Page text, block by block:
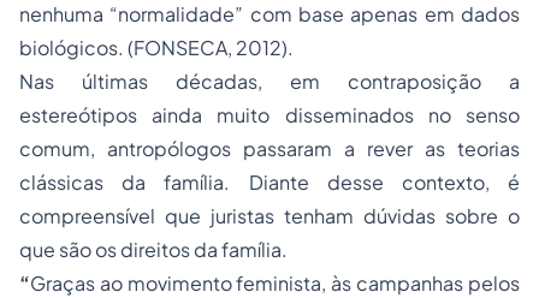
nenhuma “normalidade” com base apenas em dados
biológicos. (FONSECA, 2012).
Nas últimas décadas, em contraposição a
estereótipos ainda muito disseminados no senso
comum, antropólogos passaram a rever as teorias
clássicas da família. Diante desse contexto, é
compreensível que juristas tenham dúvidas sobre o
que são os direitos da família.
“Graças ao movimento feminista, às campanhas pelos